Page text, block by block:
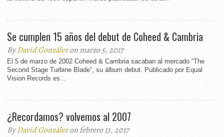
Se cumplen 15 años del debut de Coheed & Cambria
ByDavid Gonzálezon marzo 5, 2017
El 5 de marzo de 2002 Coheed & Cambria sacaban al mercado “The
Second Stage Turbine Blade”, su álbum debut. Publicado por Equal
Vision Records es...
¿Recordamos? volvemos al 2007
ByDavid Gonzálezon febrero 13, 2017